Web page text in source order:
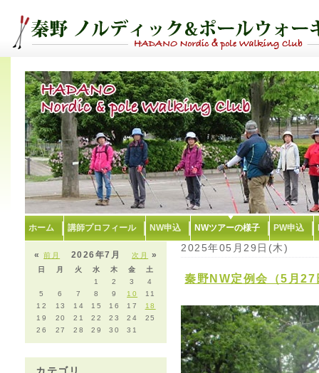
ホーム 講師プロフィール NW申込 NWツアーの様子 PW申込
«前月 次月 »
2026年7月
日 月 火 水 木 金
土
1
2 3
4
5
6 7 8 9 10
11
12
13 14 15 16 17
18
19
20 21 22 23 24
25
26
27 28 29 30 31
カテゴリ
2025年05月29日(木)
秦野NW定例会（5月27